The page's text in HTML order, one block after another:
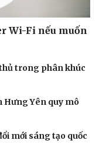
Wi-Fi nếu muốn
trong phân khúc
Hưng Yên quy mô
mới sáng tạo quốc